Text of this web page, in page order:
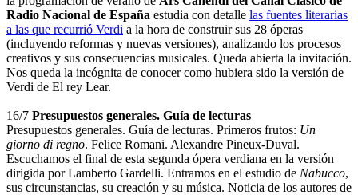
Radio Nacional de España estudia con detalle las fuentes literarias
a las que recurrió Verdi a la hora de construir sus 28 óperas
(incluyendo reformas y nuevas versiones), analizando los procesos
creativos y sus consecuencias musicales. Queda abierta la invitación.
Nos queda la incógnita de conocer como hubiera sido la versión de
Verdi de El rey Lear.
16/7 Presupuestos generales. Guía de lecturas
Presupuestos generales. Guía de lecturas. Primeros frutos: Un
giorno di regno. Felice Romani. Alexandre Pineux-Duval.
Escuchamos el final de esta segunda ópera verdiana en la versión
dirigida por Lamberto Gardelli. Entramos en el estudio de Nabucco,
sus circunstancias, su creación y su música. Noticia de los autores de